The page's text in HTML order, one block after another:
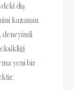
diş
kazanan
deneyimli
yeni bir